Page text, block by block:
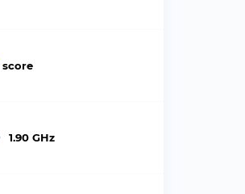
score
1.90 GHz